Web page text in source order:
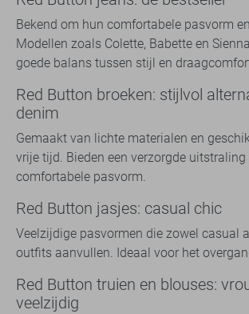
Bekend om hun comfortabele pasvorm
Modellen zoals Colette, Babette en
goede balans tussen stijl en
Red Button broeken: stijlvol
denim
Gemaakt van lichte materialen en
vrije tijd. Bieden een verzorgde uitstraling
comfortabele pasvorm.
Red Button jasjes: casual chic
Veelzijdige pasvormen die zowel casual
outfits aanvullen. Ideaal voor het
Red Button truien en blouses:
veelzijdig